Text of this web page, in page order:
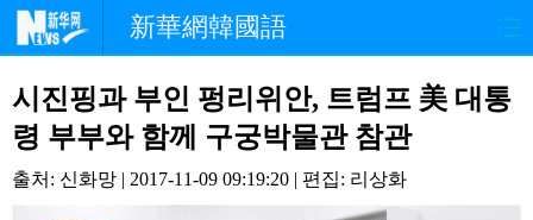
新華網韓國語
홈페이지 최신뉴스 정치
경제 사회
문화
시진핑과 부인 펑리위안, 트럼프 美 대통
령 부부와 함께 구궁박물관 참관
출처: 신화망 | 2017-11-09 09:19:20 | 편집: 리상화